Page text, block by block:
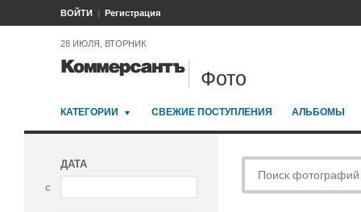
ВОЙТИ Регистрация
28 ИЮЛЯ, ВТОРНИК
Фото
КАТЕГОРИИ СВЕЖИЕ ПОСТУПЛЕНИЯ АЛЬБОМЫ
ДАТА
с